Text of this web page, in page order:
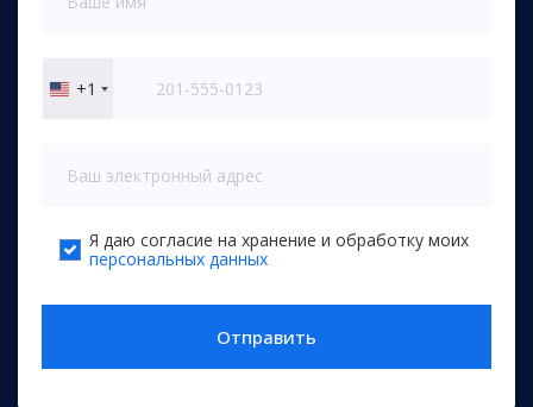
United
+1
Я даю согласие на хранение и обработку моих
персональных данных
Отправить